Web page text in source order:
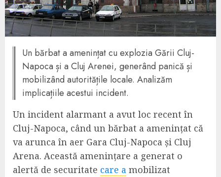
Un bărbat a amenințat cu explozia Gării Cluj-
Napoca și a Cluj Arenei, generând panică și
mobilizând autoritățile locale. Analizăm
implicațiile acestui incident.
Un incident alarmant a avut loc recent în
Cluj-Napoca, când un bărbat a amenințat că
va arunca în aer Gara Cluj-Napoca și Cluj
Arena. Această amenințare a generat o
alertă de securitate care a mobilizat